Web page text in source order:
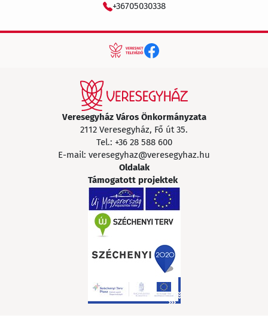
+36705030338
Veresegyház Város Önkormányzata
2112 Veresegyház, Fő út 35.
Tel.: +36 28 588 600
E-mail: veresegyhaz@veresegyhaz.hu
Oldalak
Támogatott projektek